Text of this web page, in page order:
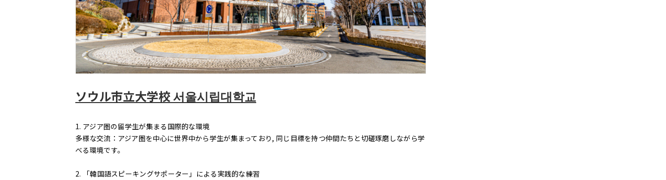
ソウル市立大学校 서울시립대학교
1. アジア圏の留学生が集まる国際的な環境
多様な交流：アジア圏を中心に世界中から学生が集まっており, 同じ目標を持つ仲間たちと切磋琢磨しながら学
べる環境です。
2. 「韓国語スピーキングサポーター」による実践的な練習